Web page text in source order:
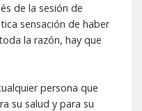
de la sesión de
sensación de haber
la razón, hay que
persona que
su salud y para su